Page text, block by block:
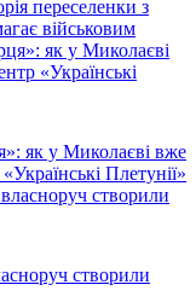
переселенки з
військовим
як у Миколаєві вже
Плетунії»
створили